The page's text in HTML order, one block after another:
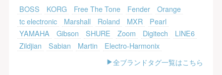
BOSS KORG Free The Tone Fender
Orange
tc electronic
Marshall Roland MXR
Pearl
YAMAHA
Gibson SHURE Zoom Digitech
LINE6
Zildjian
Sabian Martin
Electro-Harmonix
全ブランドタグ一覧はこちら